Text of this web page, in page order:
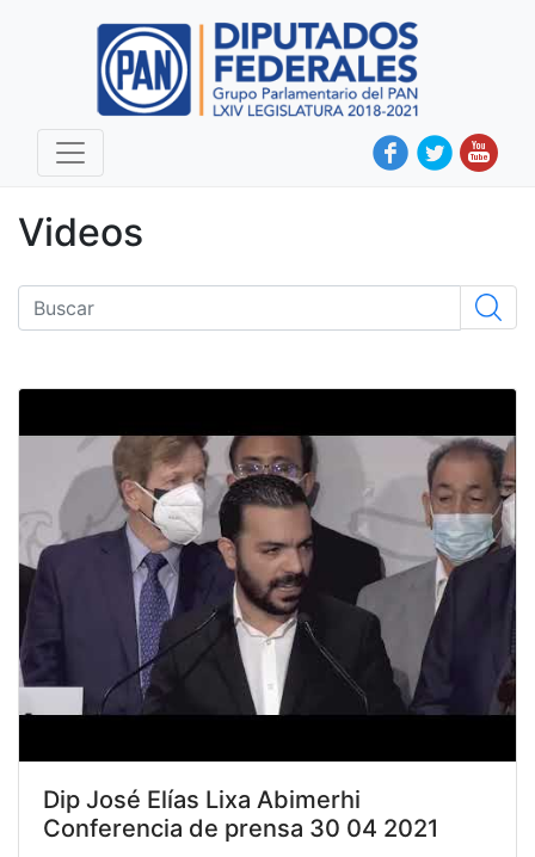
Videos
Dip José Elías Lixa Abimerhi
Conferencia de prensa 30 04 2021